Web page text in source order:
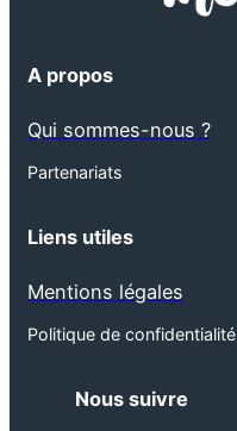
A propos
Qui sommes-nous ?
Partenariats
Liens utiles
Mentions légales
Politique de confidentialité
Nous suivre